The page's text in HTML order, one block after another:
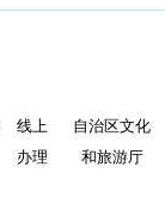
线上
办理
自治区文化
和旅游厅